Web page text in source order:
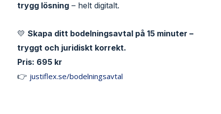
trygg lösning – helt digitalt.
💛 Skapa ditt bodelningsavtal på 15 minuter –
tryggt och juridiskt korrekt.
Pris: 695 kr
👉 justiflex.se/bodelningsavtal